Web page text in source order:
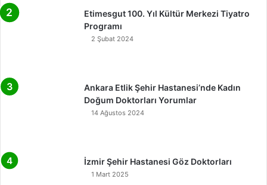
Etimesgut 100. Yıl Kültür Merkezi Tiyatro
Programı
2 Şubat 2024
Ankara Etlik Şehir Hastanesi’nde Kadın
Doğum Doktorları Yorumlar
14 Ağustos 2024
İzmir Şehir Hastanesi Göz Doktorları
1 Mart 2025